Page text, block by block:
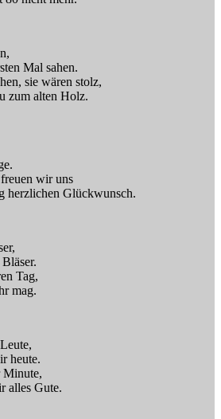
Mal sahen.
sie wären stolz,
zum alten Holz.
wir uns
herzlichen Glückwunsch.
Tag,
mag.
heute.
Minute,
alles Gute.